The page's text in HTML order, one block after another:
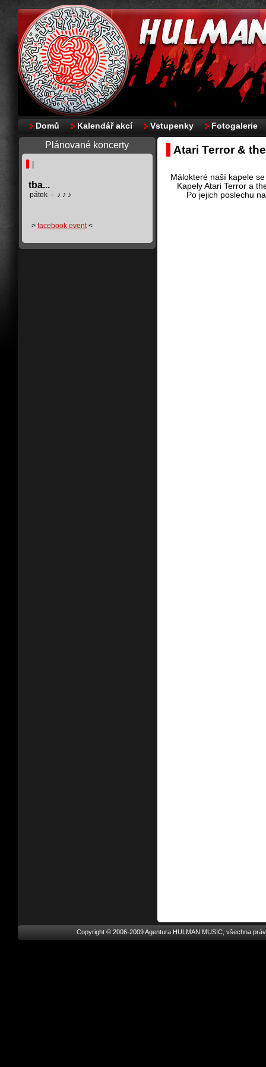
Domů Kalendář akcí Vstupenky Fotogalerie
Plánované koncerty
tba...
pátek - ♪ ♪ ♪
> facebook event<
Atari Terror &
Málokteré naší kapele
Kapely Atari Terror a
Po jejich poslechu
Copyright © 2006-2009 Agentura HULMAN MUSIC, všechna